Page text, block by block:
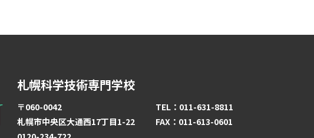
札幌科学技術専門学校
〒060-0042
札幌市中央区大通西17丁目1-22
TEL：011-631-8811
FAX：011-613-0601